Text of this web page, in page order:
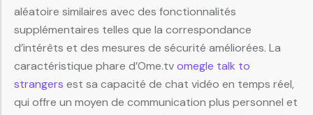
aléatoire similaires avec des fonctionnalités
supplémentaires telles que la correspondance
d’intérêts et des mesures de sécurité améliorées. La
caractéristique phare d’Ome.tvomegle talk to
strangers est sa capacité de chat vidéo en temps réel,
qui offre un moyen de communication plus personnel et